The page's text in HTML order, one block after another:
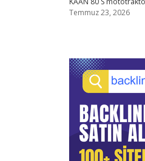
Temmuz 23, 2026